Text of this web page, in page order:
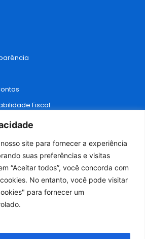
site para fornecer a experiência
suas preferências e visitas
“Aceitar todos”, você concorda com
No entanto, você pode visitar
para fornecer um
Fiscal